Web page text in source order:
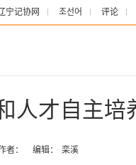
宁记协网 조선어 评论
人才自主培
者： 编辑： 栾溪